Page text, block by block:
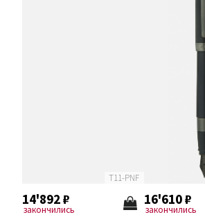
T11-PNF
14'892₽
закончились
16'610₽
закончились